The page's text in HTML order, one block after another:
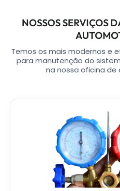
NOSSOS SERVIÇOS
Temos os mais modernos e
para manutenção do
na nossa oficina